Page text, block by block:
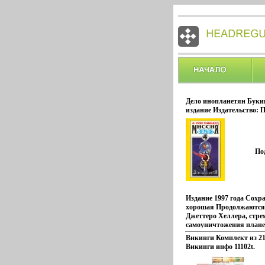
Дело инопланетян
издание Издательство:
Твердый переплет, 336
260-6 Тираж: 10000 экз
(~130х205 мм) инфо 2070s.
Издание 1997 года
хорошая
Джеттеро Хеллера,
самоуничтожения
противник, коварный
постоянно попадает
гбыщгвлупости и
есть еще оружие-
Викинги Комплект из
Викинги инфо 11102t.